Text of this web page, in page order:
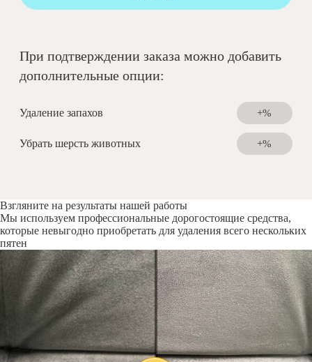
При подтверждении заказа можно добавить
дополнительные опции:
Удаление запахов +%
Убрать шерсть животных +%
Взгляните на результаты нашей работы
Мы используем профессиональные дорогостоящие средства,
которые невыгодно приобретать для удаления всего нескольких
пятен